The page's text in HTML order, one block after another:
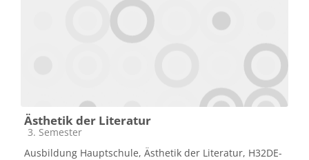
Ästhetik der Literatur
Kursbereich
3. Semester
Ausbildung Hauptschule, Ästhetik der Literatur, H32DE-